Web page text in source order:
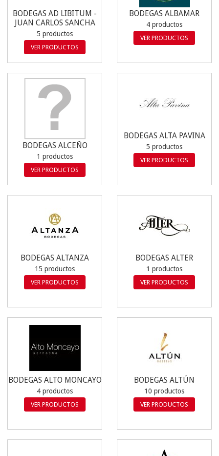
BODEGAS AD LIBITUM -
JUAN CARLOS SANCHA
5 productos
VER PRODUCTOS
BODEGAS ALBAMAR
4 productos
VER PRODUCTOS
BODEGAS ALCEÑO
1 productos
VER PRODUCTOS
BODEGAS ALTA PAVINA
5 productos
VER PRODUCTOS
BODEGAS ALTANZA
15 productos
VER PRODUCTOS
BODEGAS ALTER
1 productos
VER PRODUCTOS
BODEGAS ALTO MONCAYO
4 productos
VER PRODUCTOS
BODEGAS ALTÚN
10 productos
VER PRODUCTOS